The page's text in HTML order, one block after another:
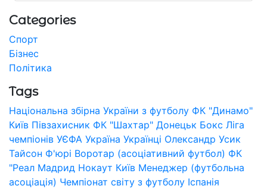
Categories
Спорт
Бізнес
Політика
Tags
Національна збірна України з футболу ФК "Динамо"
Київ Півзахисник ФК "Шахтар" Донецьк Бокс Ліга
чемпіонів УЄФА Україна Українці Олександр Усик
Тайсон Ф'юрі Воротар (асоціативний футбол) ФК
"Реал Мадрид Нокаут Київ Менеджер (футбольна
асоціація) Чемпіонат світу з футболу Іспанія